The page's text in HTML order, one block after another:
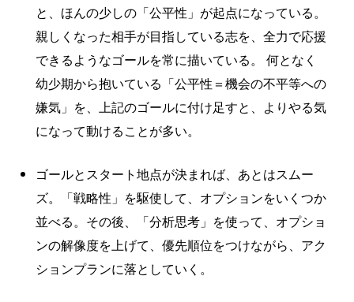
と、ほんの少しの「公平性」が起点になっている。
親しくなった相手が目指している志を、全力で応援
できるようなゴールを常に描いている。 何となく
幼少期から抱いている「公平性＝機会の不平等への
嫌気」を、上記のゴールに付け足すと、よりやる気
になって動けることが多い。
ゴールとスタート地点が決まれば、あとはスムー
ズ。「戦略性」を駆使して、オプションをいくつか
並べる。その後、「分析思考」を使って、オプショ
ンの解像度を上げて、優先順位をつけながら、アク
ションプランに落としていく。